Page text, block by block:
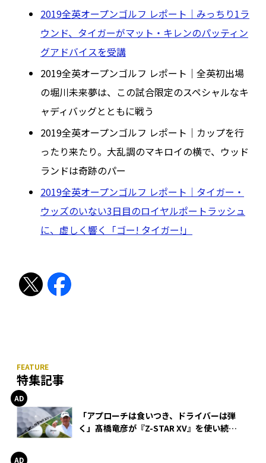
2019全英オープンゴルフ レポート｜みっちり1ラ
ウンド、タイガーがマット・キレンのパッティン
グアドバイスを受講
2019全英オープンゴルフ レポート｜全英初出場
の堀川未来夢は、この試合限定のスペシャルなキ
ャディバッグとともに戦う
2019全英オープンゴルフ レポート｜カップを行
ったり来たり。大乱調のマキロイの横で、ウッド
ランドは奇跡のパー
2019全英オープンゴルフ レポート｜タイガー・
ウッズのいない3日目のロイヤルポートラッシュ
に、虚しく響く「ゴー! タイガー!」
特集記事
「アプローチは食いつき、ドライバーは弾
く」髙橋竜彦が『Z-STAR XV』を使い続け